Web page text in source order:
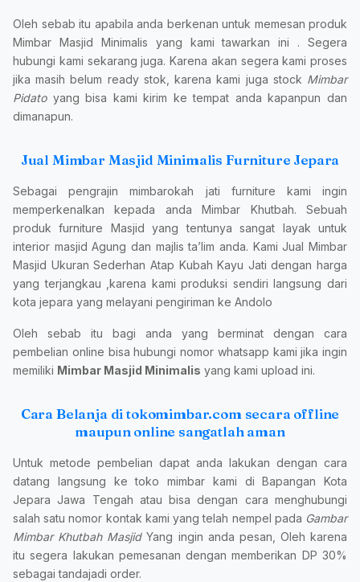
Oleh sebab itu apabila anda berkenan untuk memesan produk
Mimbar Masjid Minimalis yang kami tawarkan ini . Segera
hubungi kami sekarang juga. Karena akan segera kami proses
jika masih belum ready stok, karena kami juga stock Mimbar
Pidatoyang bisa kami kirim ke tempat anda kapanpun dan
dimanapun.
Jual Mimbar Masjid Minimalis Furniture Jepara
Sebagai pengrajin mimbarokah jati furniture kami ingin
memperkenalkan kepada anda Mimbar Khutbah. Sebuah
produk furniture Masjid yang tentunya sangat layak untuk
interior masjid Agung dan majlis ta’lim anda. Kami Jual Mimbar
Masjid Ukuran Sederhan Atap Kubah Kayu Jati dengan harga
yang terjangkau ,karena kami produksi sendiri langsung dari
kota jepara yang melayani pengiriman ke Andolo
Oleh sebab itu bagi anda yang berminat dengan cara
pembelian online bisa hubungi nomor whatsapp kami jika ingin
memiliki Mimbar Masjid Minimalis yang kami upload ini.
Cara Belanja di tokomimbar.com secara offline
maupun online sangatlah aman
Untuk metode pembelian dapat anda lakukan dengan cara
datang langsung ke toko mimbar kami di Bapangan Kota
Jepara Jawa Tengah atau bisa dengan cara menghubungi
salah satu nomor kontak kami yang telah nempel pada Gambar
Mimbar Khutbah MasjidYang ingin anda pesan, Oleh karena
itu segera lakukan pemesanan dengan memberikan DP 30%
sebagai tandajadi order.